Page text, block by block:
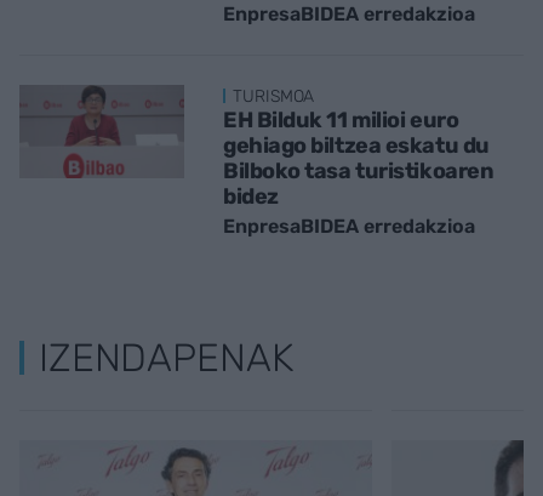
EnpresaBIDEA erredakzioa
TURISMOA
EH Bilduk 11 milioi euro
gehiago biltzea eskatu du
Bilboko tasa turistikoaren
bidez
EnpresaBIDEA erredakzioa
IZENDAPENAK